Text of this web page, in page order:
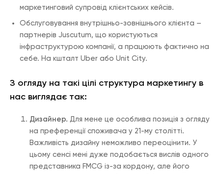
маркетинговий супровід клієнтських кейсів.
Обслуговування внутрішньо-зовнішнього клієнта –
партнерів Juscutum, що користуються
інфраструктурою компанії, а працюють фактично на
себе. На кшталт Uber або Unit City.
З огляду на такі цілі структура маркетингу в
нас виглядає так:
Дизайнер. Для мене це особлива позиція з огляду
на преференції споживача у 21-му столітті.
Важливість дизайну неможливо переоцінити. У
цьому сенсі мені дуже подобається вислів одного
представника FMCG із-за кордону, але його